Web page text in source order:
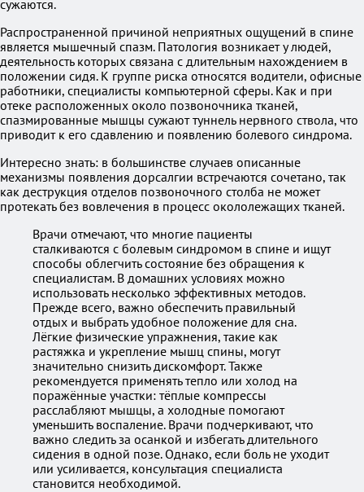
сужаются.
Распространенной причиной неприятных ощущений в спине
является мышечный спазм. Патология возникает у людей,
деятельность которых связана с длительным нахождением в
положении сидя. К группе риска относятся водители, офисные
работники, специалисты компьютерной сферы. Как и при
отеке расположенных около позвоночника тканей,
спазмированные мышцы сужают туннель нервного ствола, что
приводит к его сдавлению и появлению болевого синдрома.
Интересно знать: в большинстве случаев описанные
механизмы появления дорсалгии встречаются сочетано, так
как деструкция отделов позвоночного столба не может
протекать без вовлечения в процесс окололежащих тканей.
Врачи отмечают, что многие пациенты
сталкиваются с болевым синдромом в спине и ищут
способы облегчить состояние без обращения к
специалистам. В домашних условиях можно
использовать несколько эффективных методов.
Прежде всего, важно обеспечить правильный
отдых и выбрать удобное положение для сна.
Лёгкие физические упражнения, такие как
растяжка и укрепление мышц спины, могут
значительно снизить дискомфорт. Также
рекомендуется применять тепло или холод на
поражённые участки: тёплые компрессы
расслабляют мышцы, а холодные помогают
уменьшить воспаление. Врачи подчеркивают, что
важно следить за осанкой и избегать длительного
сидения в одной позе. Однако, если боль не уходит
или усиливается, консультация специалиста
становится необходимой.